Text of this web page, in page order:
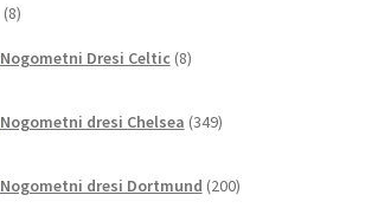
88
Nogometni Dresi Celtic 8izdelkov
Nogometni dresi Chelsea 349izdelkov
Nogometni dresi Dortmund 200izdelkov